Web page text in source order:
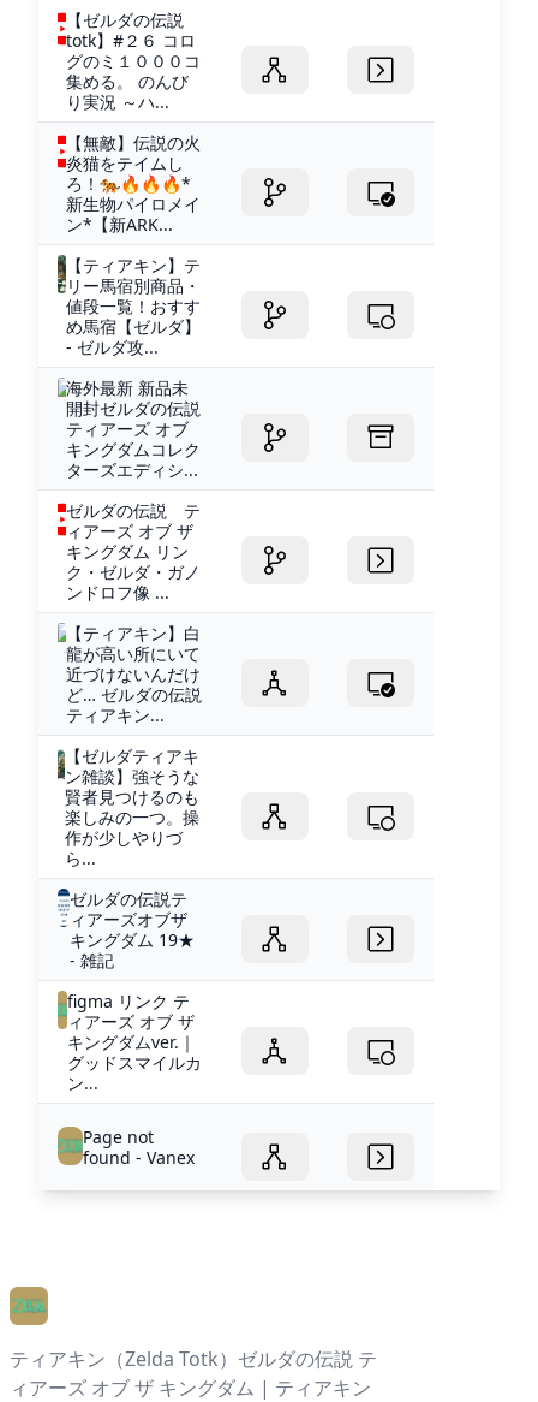
【ゼルダの伝説
totk】#２６ コロ
グのミ１０００コ
集める。 のんび
り実況 ～ハ...
【無敵】伝説の火
炎猫をテイムし
ろ！🐅🔥🔥🔥*
新生物パイロメイ
ン*【新ARK...
【ティアキン】テ
リー馬宿別商品・
値段一覧！おすす
め馬宿【ゼルダ】
- ゼルダ攻...
海外最新 新品未
開封ゼルダの伝説
ティアーズ オブ
キングダムコレク
ターズエディシ...
ゼルダの伝説 テ
ィアーズ オブ ザ
キングダム リン
ク・ゼルダ・ガノ
ンドロフ像 ...
【ティアキン】白
龍が高い所にいて
近づけないんだけ
ど… ゼルダの伝説
ティアキン...
【ゼルダティアキ
ン雑談】強そうな
賢者見つけるのも
楽しみの一つ。操
作が少しやりづ
ら...
ゼルダの伝説テ
ィアーズオブザ
キングダム 19★
- 雑記
figma リンク テ
ィアーズ オブ ザ
キングダムver.｜
グッドスマイルカ
ン...
Page not
found - Vanex
ティアキン（Zelda Totk）ゼルダの伝説 テ
ィアーズ オブ ザ キングダム | ティアキン